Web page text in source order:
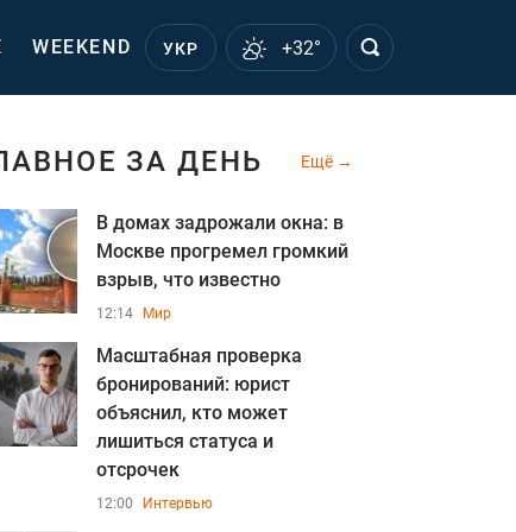
WEEKEND УКР +32°
ЗА ДЕНЬ Ещё
В домах задрожали окна: в
Москве прогремел громкий
взрыв, что известно
12:14 Мир
Масштабная проверка
бронирований: юрист
объяснил, кто может
лишиться статуса и
отсрочек
12:00 Интервью